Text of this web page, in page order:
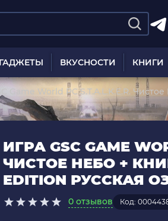
ГАДЖЕТЫ ВКУСНОСТИ КНИГИ
Game World PC S.T.A.L.K.E.R.
Озвучка Новый
ИГРА GSC GAME
ЧИСТОЕ НЕБО +
EDITION РУССКАЯ
0 отзывов Код: